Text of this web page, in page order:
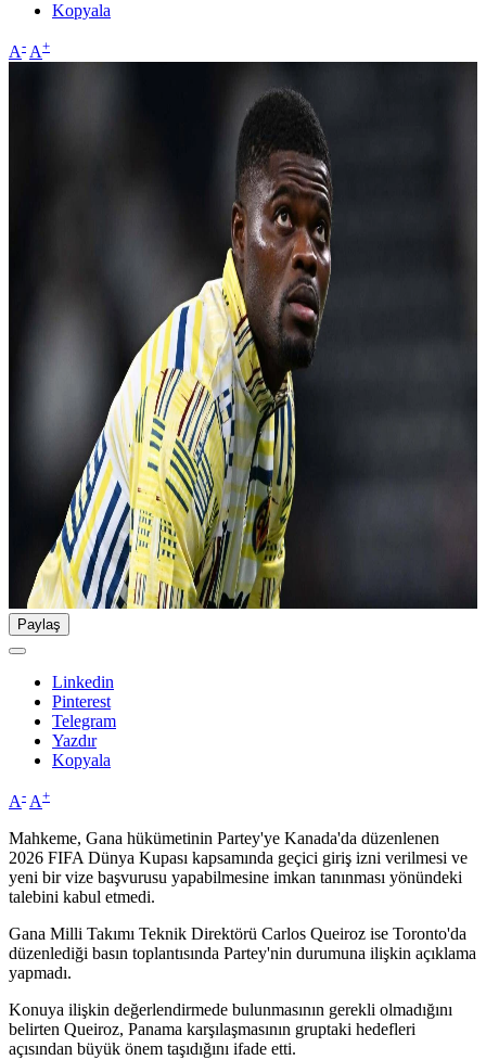
Kopyala
A- A+
Paylaş
Linkedin
Pinterest
Telegram
Yazdır
Kopyala
A- A+
Mahkeme, Gana hükümetinin Partey'ye Kanada'da düzenlenen
2026 FIFA Dünya Kupası kapsamında geçici giriş izni verilmesi ve
yeni bir vize başvurusu yapabilmesine imkan tanınması yönündeki
talebini kabul etmedi.
Gana Milli Takımı Teknik Direktörü Carlos Queiroz ise Toronto'da
düzenlediği basın toplantısında Partey'nin durumuna ilişkin açıklama
yapmadı.
Konuya ilişkin değerlendirmede bulunmasının gerekli olmadığını
belirten Queiroz, Panama karşılaşmasının gruptaki hedefleri
açısından büyük önem taşıdığını ifade etti.